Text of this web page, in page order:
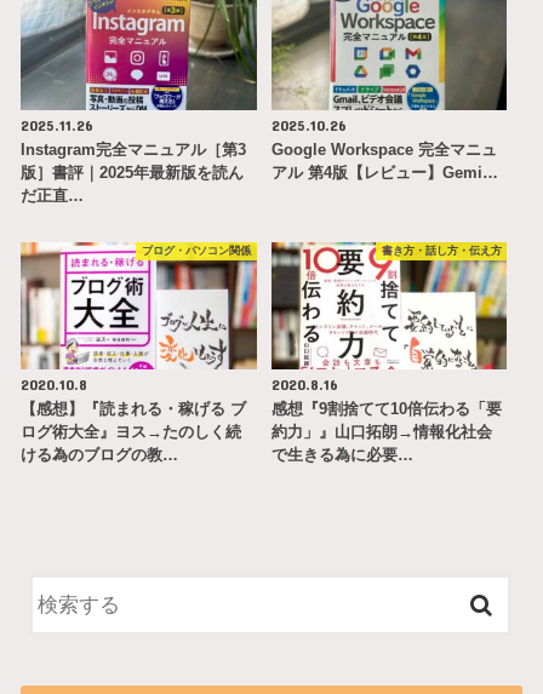
2025.11.26
Instagram完全マニュアル［第3
版］書評｜2025年最新版を読ん
だ正直…
2025.10.26
Google Workspace 完全マニュ
アル 第4版【レビュー】Gemi…
ブログ・パソコン関係
2020.10.8
【感想】『読まれる・稼げる ブ
ログ術大全』ヨス→たのしく続
ける為のブログの教…
書き方・話し方・伝え方
2020.8.16
感想『9割捨てて10倍伝わる「要
約力」』山口拓朗→情報化社会
で生きる為に必要…